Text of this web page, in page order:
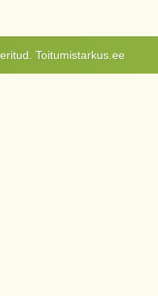
Toitumistarkus.ee